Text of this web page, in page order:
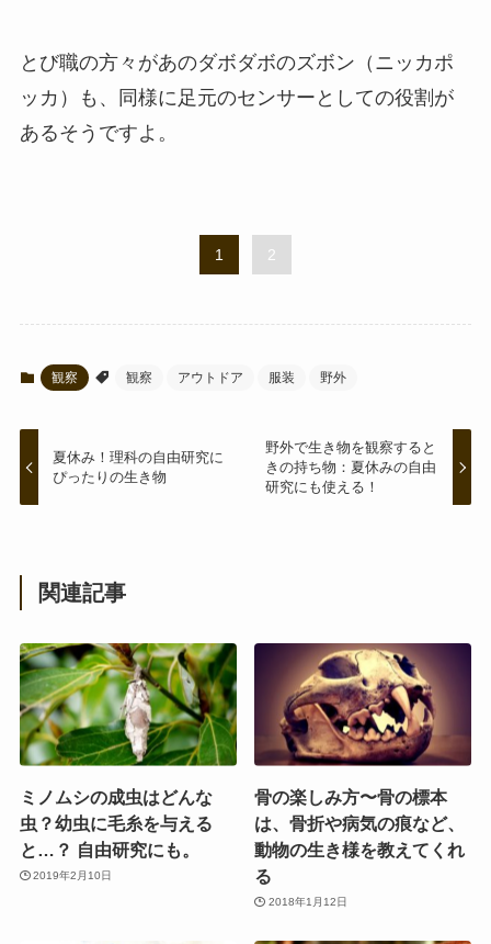
とび職の方々があのダボダボのズボン（ニッカポ
ッカ）も、同様に足元のセンサーとしての役割が
あるそうですよ。
1 2
観察 観察 アウトドア 服装 野外
夏休み！理科の自由研究に
ぴったりの生き物
野外で生き物を観察すると
きの持ち物：夏休みの自由
研究にも使える！
関連記事
ミノムシの成虫はどんな
虫？幼虫に毛糸を与える
と…？ 自由研究にも。
2019年2月10日
骨の楽しみ方〜骨の標本
は、骨折や病気の痕など、
動物の生き様を教えてくれ
る
2018年1月12日